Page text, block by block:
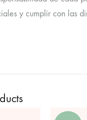
y cumplir con las